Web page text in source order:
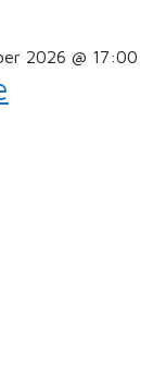
2026 @ 17:00